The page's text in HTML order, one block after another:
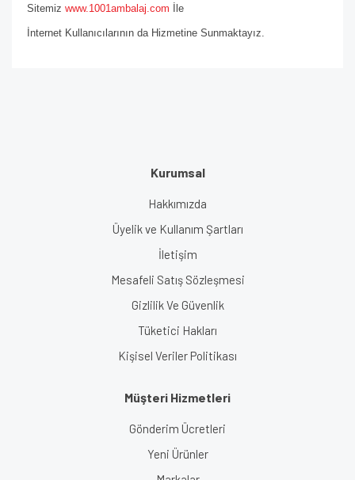
Sitemiz www.1001ambalaj.com İle
İnternet Kullanıcılarının da Hizmetine Sunmaktayız.
Kurumsal
Hakkımızda
Üyelik ve Kullanım Şartları
İletişim
Mesafeli Satış Sözleşmesi
Gizlilik Ve Güvenlik
Tüketici Hakları
Kişisel Veriler Politikası
Müşteri Hizmetleri
Gönderim Ücretleri
Yeni Ürünler